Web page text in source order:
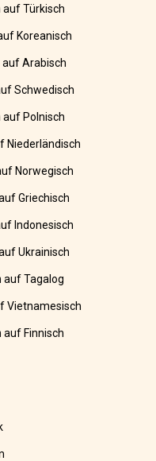
auf Türkisch
Koreanisch
auf Arabisch
Schwedisch
auf Polnisch
Niederländisch
Norwegisch
Griechisch
Indonesisch
Ukrainisch
auf Tagalog
Vietnamesisch
auf Finnisch